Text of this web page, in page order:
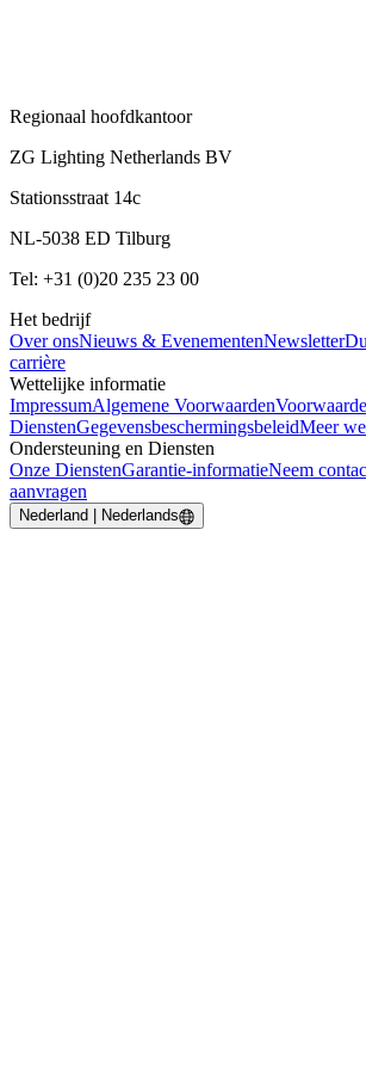
Regionaal hoofdkantoor
ZG Lighting Netherlands BV
Stationsstraat 14c
NL-5038 ED Tilburg
Tel: +31 (0)20 235 23 00
Het bedrijf
Over onsNieuws & EvenementenNewsletter
carrière
Wettelijke informatie
ImpressumAlgemene Voorwaarden
DienstenGegevensbeschermingsbeleidMeer
Ondersteuning en Diensten
Onze DienstenGarantie-informatieNeem
aanvragen
Nederland | Nederlands